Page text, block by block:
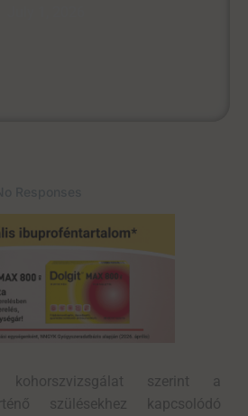
kohorszvizsgálat szerint a
szülésekhez kapcsolódó